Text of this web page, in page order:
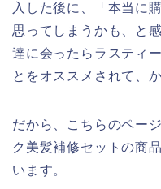
入した後に、「本当に
思ってしまうかも、と
達に会ったらラスティ
とをオススメされて、
だから、こちらのペー
ク美髪補修セットの商
います。